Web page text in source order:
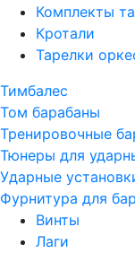
Комплекты
Кротали
Тарелки
Тимбалес
Том барабаны
Тренировочные
Тюнеры для
Ударные
Фурнитура для
Винты
Лаги